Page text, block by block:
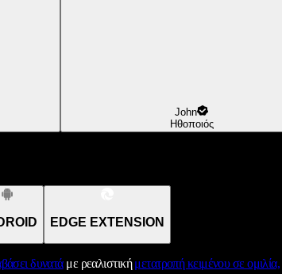
John
Ηθοποιός
EDGE EXTENSION
δυνατάμε ρεαλιστικήμετατροπή κειμένου σε ομιλία,